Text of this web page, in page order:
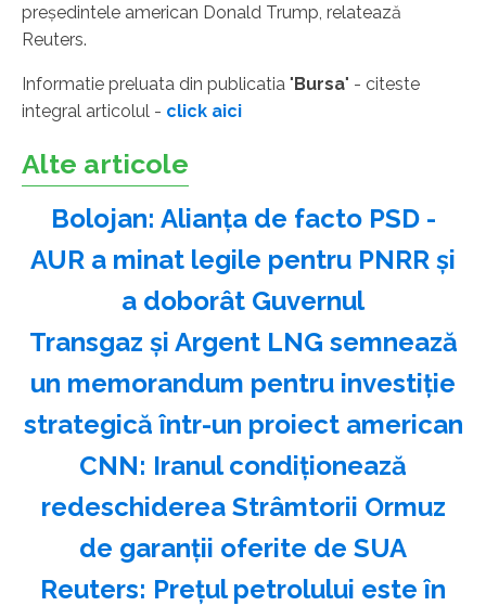
preşedintele american Donald Trump, relatează
Reuters.
Informatie preluata din publicatia "Bursa" - citeste
integral articolul - click aici
Alte articole
Bolojan: Alianţa de facto PSD -
AUR a minat legile pentru PNRR şi
a doborât Guvernul
Transgaz şi Argent LNG semnează
un memorandum pentru investiţie
strategică într-un proiect american
CNN: Iranul condiţionează
redeschiderea Strâmtorii Ormuz
de garanţii oferite de SUA
Reuters: Preţul petrolului este în